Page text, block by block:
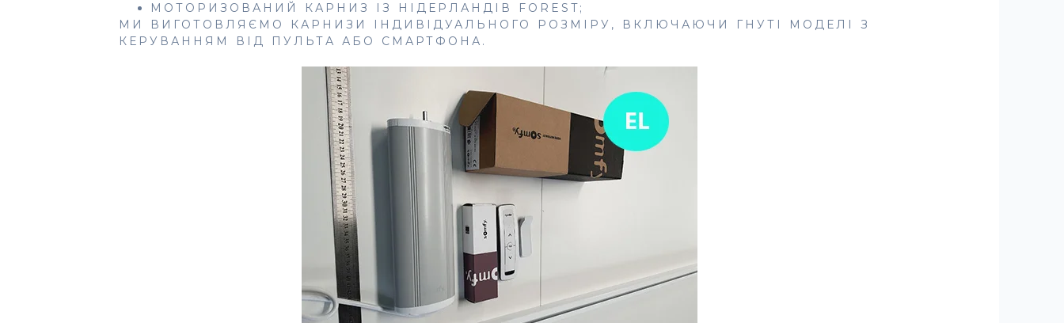
МОТОРИЗОВАНИЙ КАРНИЗ ІЗ НІДЕРЛАНДІВ FOREST;
МИ ВИГОТОВЛЯЄМО КАРНИЗИ ІНДИВІДУАЛЬНОГО РОЗМІРУ, ВКЛЮЧАЮЧИ ГНУТІ МОДЕЛІ З
КЕРУВАННЯМ ВІД ПУЛЬТА АБО СМАРТФОНА.